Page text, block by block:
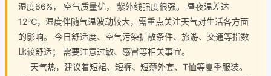
湿度66%， 空气质量优， 紫外线强度很强。 昼夜温差达
12℃，湿度伴随气温波动较大，需重点关注天气对生活各方面
的影响。 今日舒适度、空气污染扩散条件、旅游、交通等指数
比较舒适； 需要注意过敏、感冒等相关事宜。
天气热，建议着短裙、短裤、短薄外套、T恤等夏季服装。